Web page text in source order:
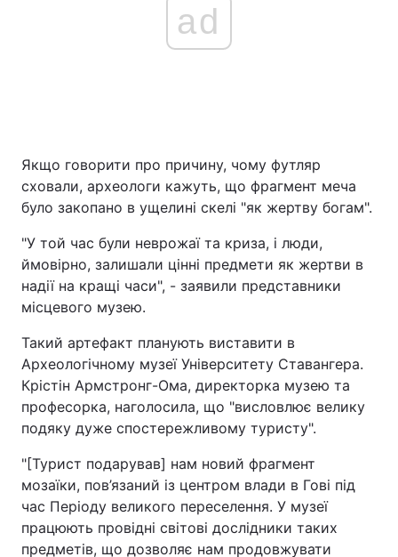
ad
Якщо говорити про причину, чому футляр
сховали, археологи кажуть, що фрагмент меча
було закопано в ущелині скелі "як жертву богам".
"У той час були неврожаї та криза, і люди,
ймовірно, залишали цінні предмети як жертви в
надії на кращі часи", - заявили представники
місцевого музею.
Такий артефакт планують виставити в
Археологічному музеї Університету Ставангера.
Крістін Армстронг-Ома, директорка музею та
професорка, наголосила, що "висловлює велику
подяку дуже спостережливому туристу".
"[Турист подарував] нам новий фрагмент
мозаїки, пов’язаний із центром влади в Гові під
час Періоду великого переселення. У музеї
працюють провідні світові дослідники таких
предметів, що дозволяє нам продовжувати